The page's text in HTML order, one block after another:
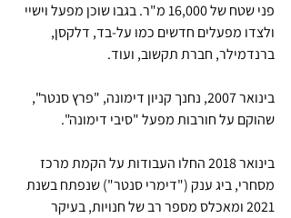
פני שטח של 16,000 מ"ר. בגבו שוכן מפעל וישיי
ולצדו מפעלים חדשים כמו על-בד, דלקסן,
ברנדמילר, חברת תקשוב, ועוד.
בינואר 2007, נחנך קניון דימונה, "פרץ סנטר",
שהוקם על חורבות מפעל "סיבי דימונה".
בינואר 2018 החלו העבודות על הקמת מרכז
מסחרי, ביג ענק ("דימרי סנטר") שנפתח בשנת
2021 ומאכלס מספר רב של חנויות, בעיקר